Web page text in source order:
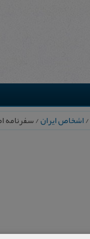
/اشخاص ایران/ سفرنامه